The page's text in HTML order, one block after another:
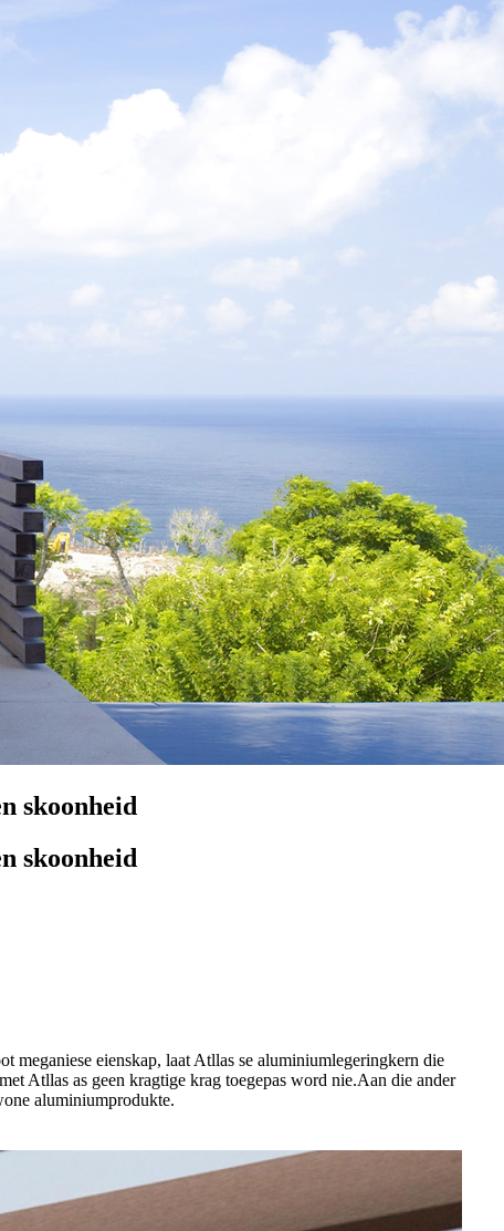
skoonheid
skoonheid
meganiese eienskap, laat Atllas se aluminiumlegeringkern die
Atllas as geen kragtige krag toegepas word nie.Aan die ander
aluminiumprodukte.